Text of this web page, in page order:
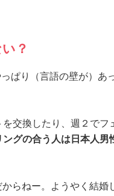
？
ぱり（言語の壁が）あ
交換したり、週２でフ
ングの合う人は日本人男
らねー。ようやく結婚